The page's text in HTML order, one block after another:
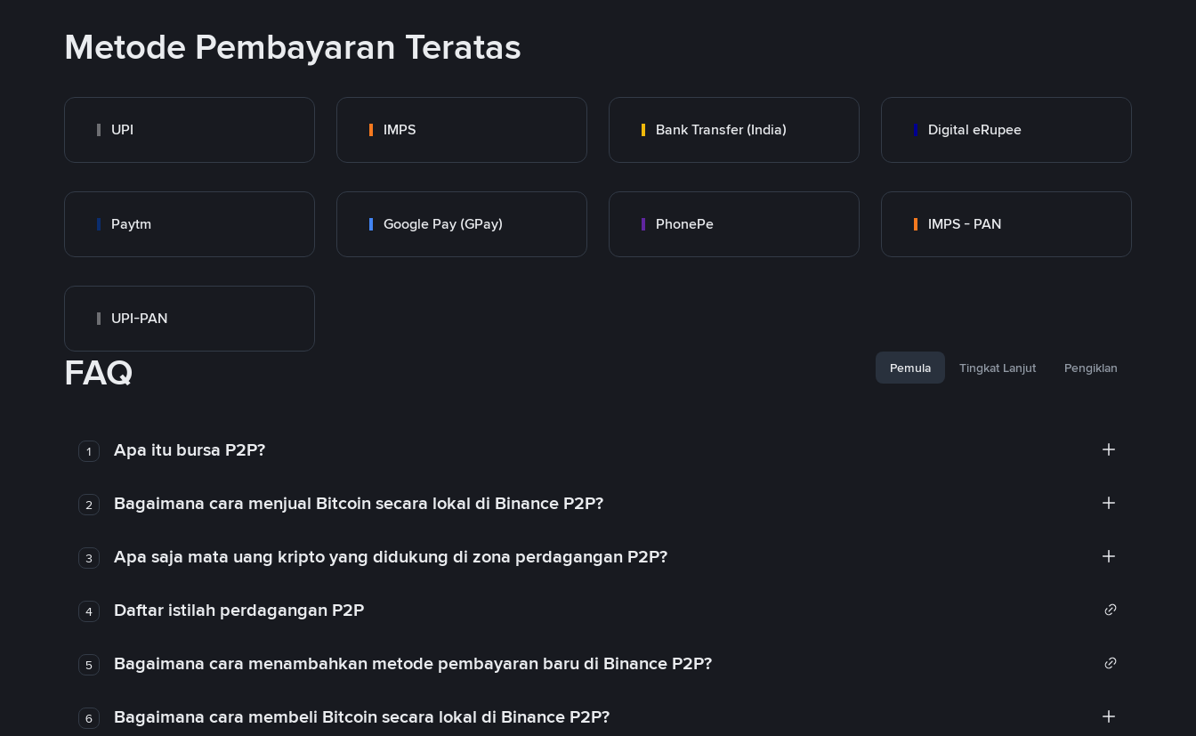
Metode Pembayaran Teratas
UPI IMPS Bank Transfer (India) Digital eRupee
Paytm Google Pay (GPay) PhonePe IMPS - PAN
UPI-PAN
FAQ Pemula Tingkat Lanjut Pengiklan
1 Apa itu bursa P2P?
2 Bagaimana cara menjual Bitcoin secara lokal di Binance P2P?
3 Apa saja mata uang kripto yang didukung di zona perdagangan P2P?
4 Daftar istilah perdagangan P2P
5 Bagaimana cara menambahkan metode pembayaran baru di Binance P2P?
6 Bagaimana cara membeli Bitcoin secara lokal di Binance P2P?